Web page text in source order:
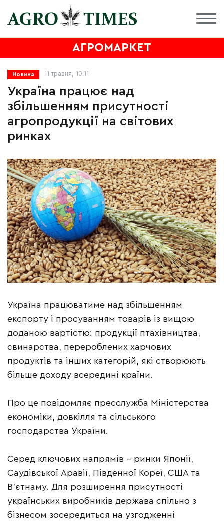
АГРОМАРКЕТ
Новина 11 травня, 10:11
Україна працює над
збільшенням присутності
агропродукції на світових
ринках
Україна працюватиме над збільшенням
експорту і просуванням товарів із вищою
доданою вартістю: продукції птахівництва,
свинарства, перероблених харчових
продуктів та інших категорій, які створюють
більше доходу всередині країни.
Про це повідомляє пресслужба Міністерства
економіки, довкілля та сільського
господарства України.
Серед ключових напрямів – ринки Японії,
Саудівської Аравії, Південної Кореї, США та
В’єтнаму. Для розширення присутності
українських виробників держава спільно з
бізнесом зосередиться на узгодженні